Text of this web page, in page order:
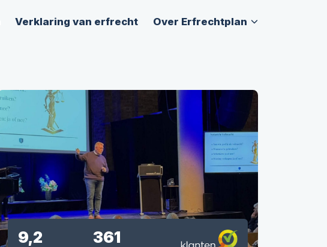
Verklaring van erfrecht Over Erfrechtplan
9,2 361